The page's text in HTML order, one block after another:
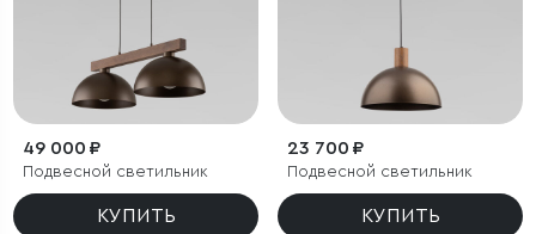
49 000 ₽
Подвесной светильник
КУПИТЬ
23 700 ₽
Подвесной светильник
КУПИТЬ